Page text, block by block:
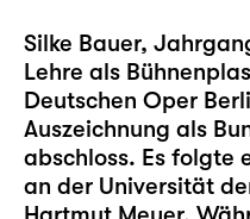
Silke Bauer,
Lehre als
Deutschen Oper
Auszeichnung als
abschloss. Es folgte
an der Universität